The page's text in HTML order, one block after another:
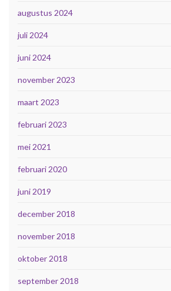
augustus 2024
juli 2024
juni 2024
november 2023
maart 2023
februari 2023
mei 2021
februari 2020
juni 2019
december 2018
november 2018
oktober 2018
september 2018